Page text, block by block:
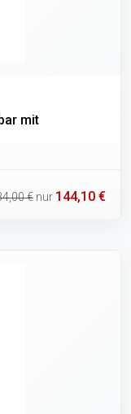
mit
€ nur 144,10 €